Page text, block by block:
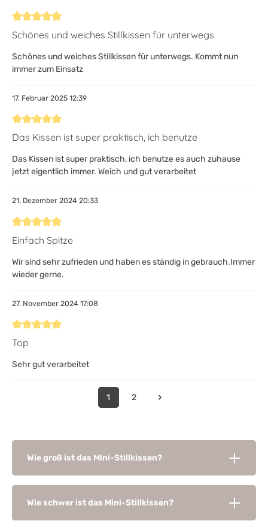
Bewertung mit 5 von 5 Sternen
Schönes und weiches Stillkissen für unterwegs
Schönes und weiches Stillkissen für unterwegs. Kommt nun
immer zum Einsatz
17. Februar 2025 12:39
Bewertung mit 5 von 5 Sternen
Das Kissen ist super praktisch, ich benutze
Das Kissen ist super praktisch, ich benutze es auch zuhause
jetzt eigentlich immer. Weich und gut verarbeitet
21. Dezember 2024 20:33
Bewertung mit 5 von 5 Sternen
Einfach Spitze
Wir sind sehr zufrieden und haben es ständig in gebrauch.Immer
wieder gerne.
27. November 2024 17:08
Bewertung mit 5 von 5 Sternen
Top
Sehr gut verarbeitet
1 2
Wie groß ist das Mini-Stillkissen?
Wie schwer ist das Mini-Stillkissen?